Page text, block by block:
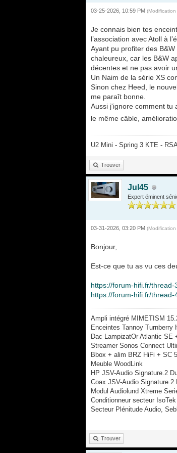
03-25-2026, 10:59 PM
Je connais bien tes
l’association avec Atoll à
Ayant pu profiter des
chaleureux, car les B&W
décentes et ne pas avoir
Un Naim de la série XS
Sinon chez Heed, le
me paraît bonne.
Aussi j'ignore comment tu
le même câble,
U2 Mini - Spring 3 KTE -
Trouver
Jul45
Expert éminent
03-31-2026, 03:20 PM
Bonjour,
Est-ce que tu as vu ces
https://forum-hifi.fr/thread-
https://forum-hifi.fr/thread-
Ampli intégré MIMETISM
Enceintes Tannoy Turnberry
Dac LampizatOr Atlantic SE
Streamer Sonos Connect
Bbox + alim BRZ HiFi + SC
Meuble WoodLink
HP JSV-Audio Signature.2
Coax JSV-Audio Signature.2
Modul Audiolund Xtreme
Conditionneur secteur
Secteur Plénitude Audio,
Trouver